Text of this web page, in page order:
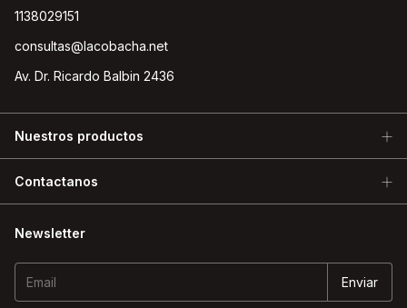
1138029151
consultas@lacobacha.net
Av. Dr. Ricardo Balbin 2436
Nuestros productos
Contactanos
Newsletter